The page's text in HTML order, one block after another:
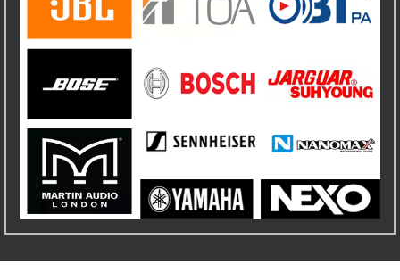
Amply Bosch PLE 1ME 120 EU Công Suất
Liên hệ